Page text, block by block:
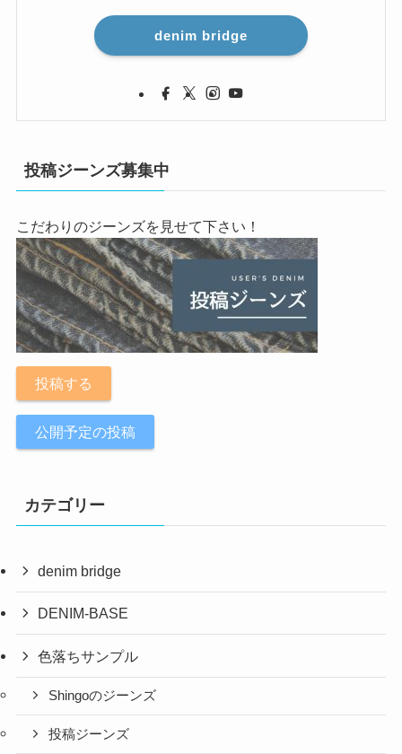
denim bridge
投稿ジーンズ募集中
こだわりのジーンズを見せて下さい！
投稿する
公開予定の投稿
カテゴリー
denim bridge
DENIM-BASE
色落ちサンプル
Shingoのジーンズ
投稿ジーンズ